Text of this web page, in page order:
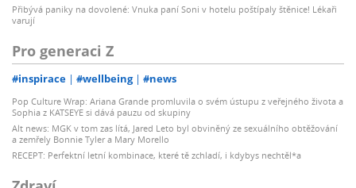
Přibývá paniky na dovolené: Vnuka paní Soni v hotelu poštípaly štěnice! Lékaři
varují
Pro generaci Z
#inspirace #wellbeing #news
Pop Culture Wrap: Ariana Grande promluvila o svém ústupu z veřejného života a
Sophia z KATSEYE si dává pauzu od skupiny
Alt news: MGK v tom zas lítá, Jared Leto byl obviněný ze sexuálního obtěžování
a zemřely Bonnie Tyler a Mary Morello
RECEPT: Perfektní letní kombinace, které tě zchladí, i kdybys nechtěl*a